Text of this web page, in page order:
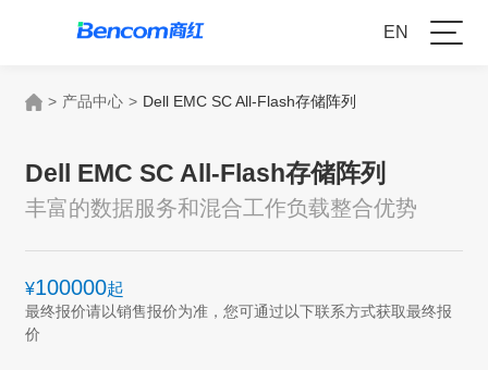
EN
> 产品中心 > Dell EMC SC All-Flash存储阵列
Dell EMC SC All-Flash存储阵列
丰富的数据服务和混合工作负载整合优势
¥100000起
最终报价请以销售报价为准，您可通过以下联系方式获取最终报
价